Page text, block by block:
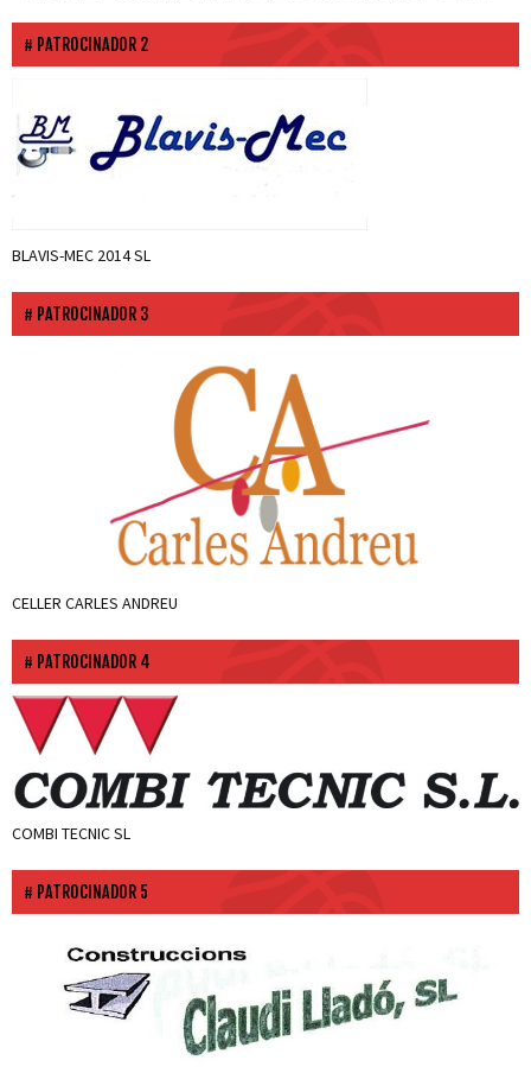
PATROCINADOR 2
BLAVIS-MEC 2014 SL
PATROCINADOR 3
CELLER CARLES ANDREU
PATROCINADOR 4
COMBI TECNIC SL
PATROCINADOR 5